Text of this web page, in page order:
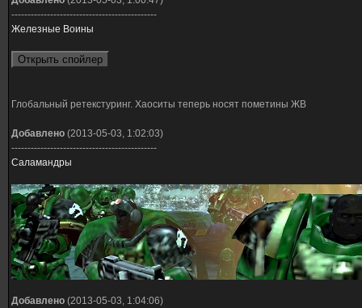
---------------------------------------------
Железные Воины
Глобальный ретекстуринг. Хаоситы теперь носят пометины ЖВ
Добавлено (2013-05-03, 1:02:03)
---------------------------------------------
Саламандры
Добавлено (2013-05-03, 1:04:06)